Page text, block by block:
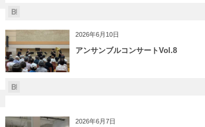
2026年6月10日
アンサンブルコンサートVol.8
2026年6月7日